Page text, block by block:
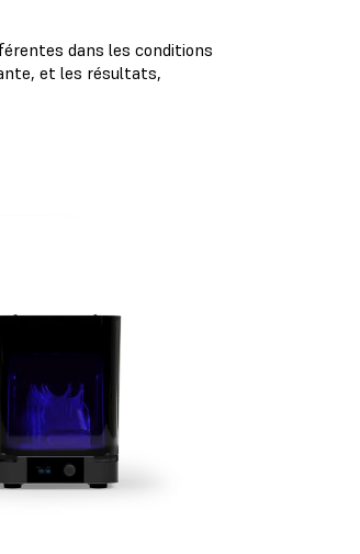
dans les conditions
et les résultats,